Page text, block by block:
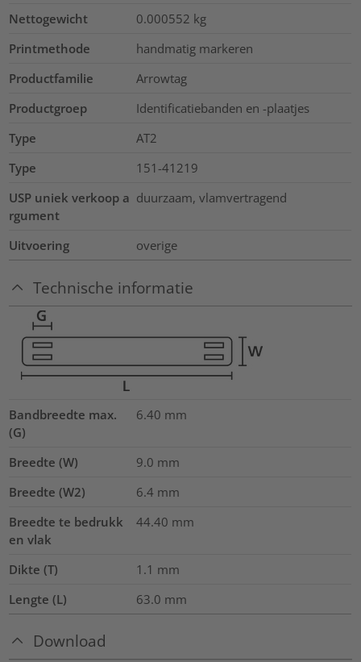
Nettogewicht
0.000552 kg
Printmethode
handmatig markeren
Productfamilie
Arrowtag
Productgroep
Identificatiebanden en -plaatjes
Type
AT2
Type
151-41219
USP uniek verkoop a
rgument
duurzaam, vlamvertragend
Uitvoering overige
Technische informatie
Bandbreedte max.
(G)
6.40 mm
Breedte (W) 9.0 mm
Breedte (W2)
6.4 mm
Breedte te bedrukk
en vlak
44.40 mm
Dikte (T) 1.1 mm
Lengte (L)
63.0 mm
Download